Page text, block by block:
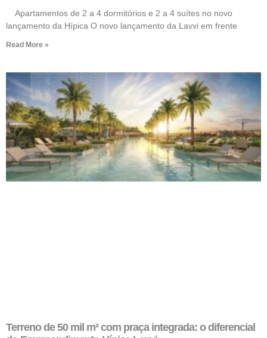
Apartamentos de 2 a 4 dormitórios e 2 a 4 suítes no novo
lançamento da Hípica O novo lançamento da Lavvi em frente
Read More »
Terreno de 50 mil m² com praça integrada: o diferencial